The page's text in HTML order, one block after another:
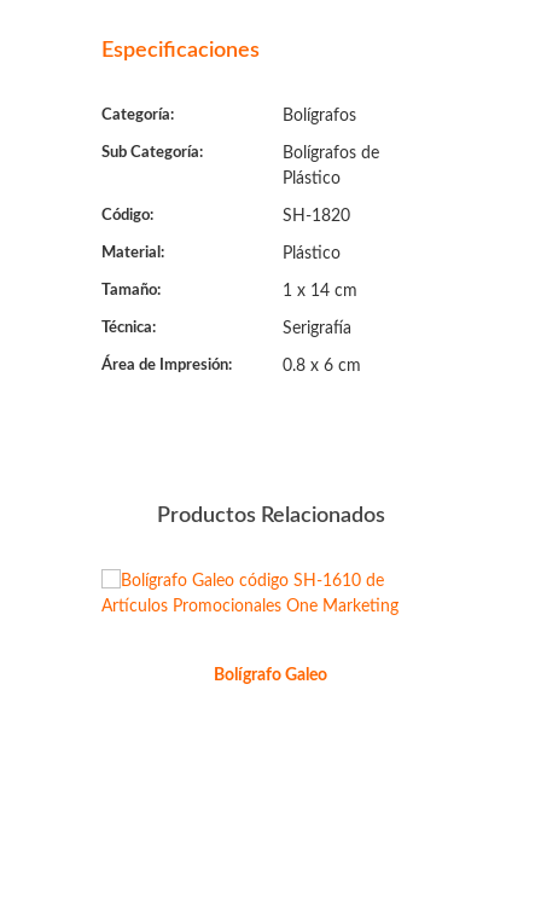
Especificaciones
Categoría: Bolígrafos
Sub Categoría:
Bolígrafos de
Plástico
Código: SH-1820
Material: Plástico
Tamaño: 1 x 14 cm
Técnica: Serigrafía
Área de Impresión: 0.8 x 6 cm
Productos Relacionados
Bolígrafo Galeo